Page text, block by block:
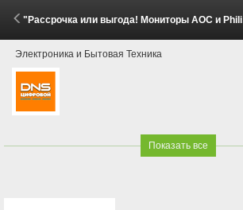
"Рассрочка или выгода! Мониторы AOC и Philips" (28 Апреля - 18 Мая 2026)
Электроника и Бытовая Техника
Показать все